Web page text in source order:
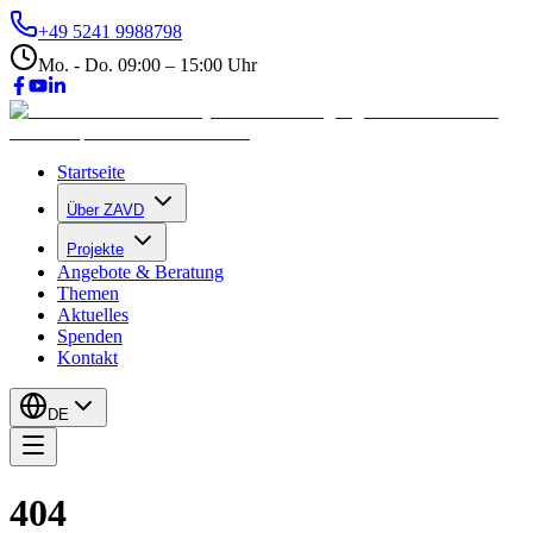
+49 5241 9988798
Mo. - Do. 09:00 – 15:00 Uhr
Startseite
Über ZAVD
Projekte
Angebote & Beratung
Themen
Aktuelles
Spenden
Kontakt
DE
404